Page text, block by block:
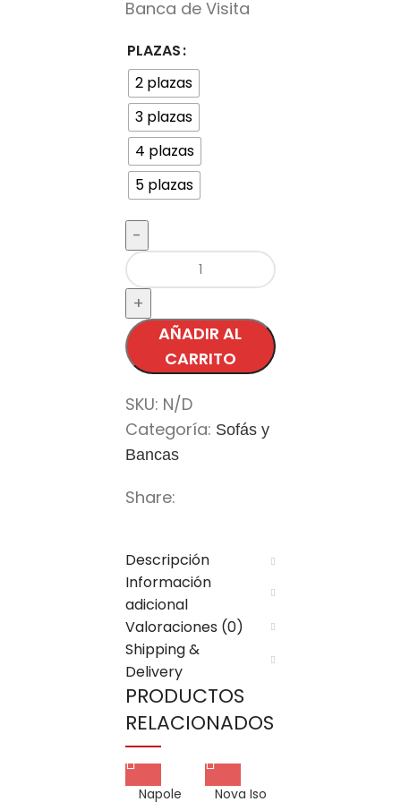
Banca de Visita
PLAZAS
2 plazas
3 plazas
4 plazas
5 plazas
AÑADIR AL
CARRITO
SKU: N/D
Categoría: Sofás y
Bancas
Share:
Descripción
Información
adicional
Valoraciones (0)
Shipping &
Delivery
PRODUCTOS
RELACIONADOS
Napole Nova Iso